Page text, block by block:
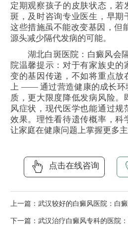
定期观察孩子的皮肤状态，若
斑，及时咨询专业医生，早期
这些措施虽不能改变基因，但
源头减少隔代发病的可能。
湖北白斑医院：白癜风会隔
院温馨提示：对于有家族史的
变的基因传递，不如将重点放
上 —— 通过营造健康的成长
质，更大限度降低发病风险。
风症状，现代医学也能通过规
效果。理性看待遗传概率，科
让家庭在健康问题上掌握更多主
点击在线咨询
上一篇： 武汉较好的白癜风医院：白
下一篇： 武汉治疗白癜风专科的医院